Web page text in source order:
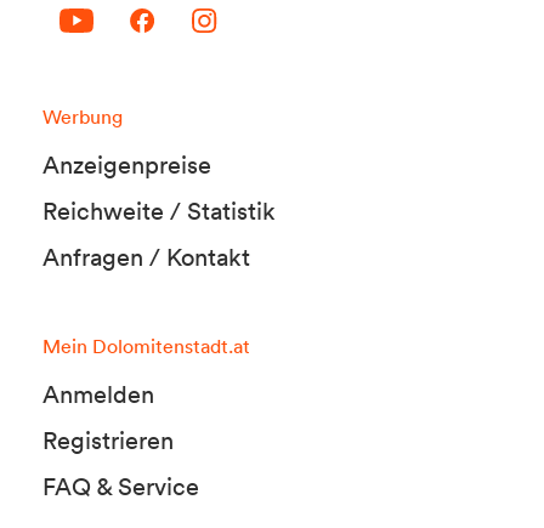
Werbung
Anzeigenpreise
Reichweite / Statistik
Anfragen / Kontakt
Mein Dolomitenstadt.at
Anmelden
Registrieren
FAQ & Service